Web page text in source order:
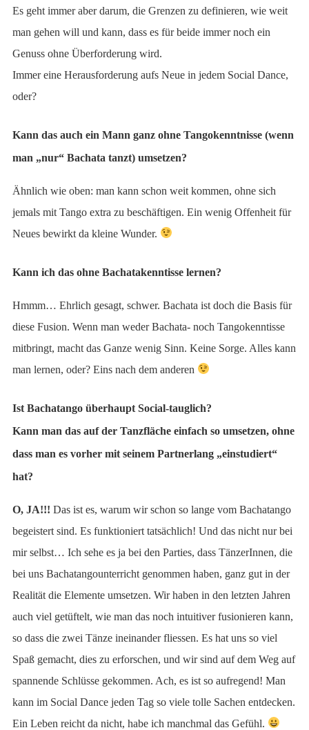
Es geht immer aber darum, die Grenzen zu definieren, wie weit
man gehen will und kann, dass es für beide immer noch ein
Genuss ohne Überforderung wird.
Immer eine Herausforderung aufs Neue in jedem Social Dance,
oder?
Kann das auch ein Mann ganz ohne Tangokenntnisse (wenn
man „nur“ Bachata tanzt) umsetzen?
Ähnlich wie oben: man kann schon weit kommen, ohne sich
jemals mit Tango extra zu beschäftigen. Ein wenig Offenheit für
Neues bewirkt da kleine Wunder.
Kann ich das ohne Bachatakenntisse lernen?
Hmmm… Ehrlich gesagt, schwer. Bachata ist doch die Basis für
diese Fusion. Wenn man weder Bachata- noch Tangokenntisse
mitbringt, macht das Ganze wenig Sinn. Keine Sorge. Alles kann
man lernen, oder? Eins nach dem anderen
Ist Bachatango überhaupt Social-tauglich?
Kann man das auf der Tanzfläche einfach so umsetzen, ohne
dass man es vorher mit seinem Partnerlang „einstudiert“
hat?
O, JA!!! Das ist es, warum wir schon so lange vom Bachatango
begeistert sind. Es funktioniert tatsächlich! Und das nicht nur bei
mir selbst… Ich sehe es ja bei den Parties, dass TänzerInnen, die
bei uns Bachatangounterricht genommen haben, ganz gut in der
Realität die Elemente umsetzen. Wir haben in den letzten Jahren
auch viel getüftelt, wie man das noch intuitiver fusionieren kann,
so dass die zwei Tänze ineinander fliessen. Es hat uns so viel
Spaß gemacht, dies zu erforschen, und wir sind auf dem Weg auf
spannende Schlüsse gekommen. Ach, es ist so aufregend! Man
kann im Social Dance jeden Tag so viele tolle Sachen entdecken.
Ein Leben reicht da nicht, habe ich manchmal das Gefühl.